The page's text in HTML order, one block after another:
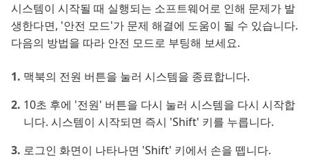
시스템이 시작될 때 실행되는 소프트웨어로 인해 문제가 발
생한다면, '안전 모드'가 문제 해결에 도움이 될 수 있습니다.
다음의 방법을 따라 안전 모드로 부팅해 보세요.
맥북의 전원 버튼을 눌러 시스템을 종료합니다.
10초 후에 '전원' 버튼을 다시 눌러 시스템을 다시 시작합
니다. 시스템이 시작되면 즉시 'Shift' 키를 누릅니다.
로그인 화면이 나타나면 'Shift' 키에서 손을 뗍니다.